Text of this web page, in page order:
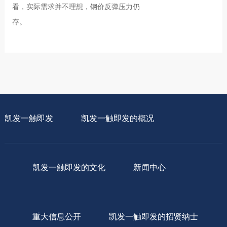
看，实际需求并不理想，钢价反弹压力仍
存。
凯发一触即发 凯发一触即发的概况
凯发一触即发的文化 新闻中心
重大信息公开 凯发一触即发的招贤纳士